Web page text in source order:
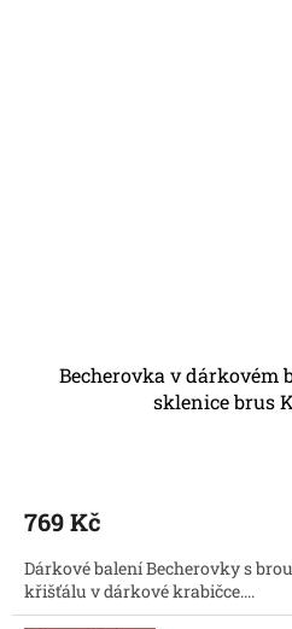
Becherovka v dárkovém
sklenice brus
769 Kč
Dárkové balení Becherovky s
křišťálu v dárkové krabičce....